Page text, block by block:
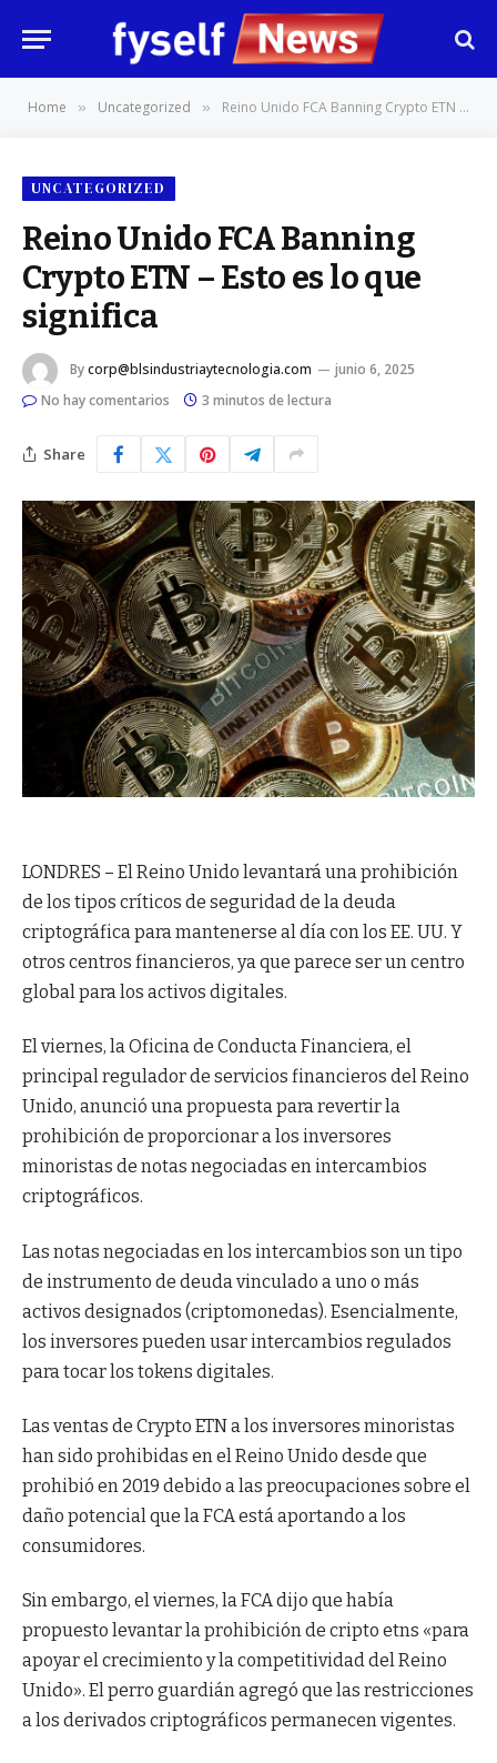
Home » Uncategorized » Reino Unido FCA Banning Crypto ETN – Esto es lo que significa
UNCATEGORIZED
Reino Unido FCA Banning
Crypto ETN – Esto es lo que
significa
Bycorp@blsindustriaytecnologia.com
junio 6, 2025
No hay comentarios
3 minutos de lectura
Share
LONDRES – El Reino Unido levantará una prohibición
de los tipos críticos de seguridad de la deuda
criptográfica para mantenerse al día con los EE. UU. Y
otros centros financieros, ya que parece ser un centro
global para los activos digitales.
El viernes, la Oficina de Conducta Financiera, el
principal regulador de servicios financieros del Reino
Unido, anunció una propuesta para revertir la
prohibición de proporcionar a los inversores
minoristas de notas negociadas en intercambios
criptográficos.
Las notas negociadas en los intercambios son un tipo
de instrumento de deuda vinculado a uno o más
activos designados (criptomonedas). Esencialmente,
los inversores pueden usar intercambios regulados
para tocar los tokens digitales.
Las ventas de Crypto ETN a los inversores minoristas
han sido prohibidas en el Reino Unido desde que
prohibió en 2019 debido a las preocupaciones sobre el
daño potencial que la FCA está aportando a los
consumidores.
Sin embargo, el viernes, la FCA dijo que había
propuesto levantar la prohibición de cripto etns «para
apoyar el crecimiento y la competitividad del Reino
Unido». El perro guardián agregó que las restricciones
a los derivados criptográficos permanecen vigentes.